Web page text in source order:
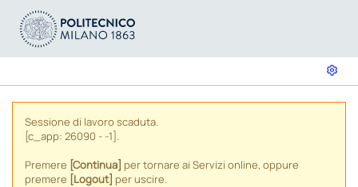
Sessione di lavoro scaduta.
[c_app: 26090 - -1].
Premere [Continua] per tornare ai Servizi online, oppure
premere [Logout] per uscire.